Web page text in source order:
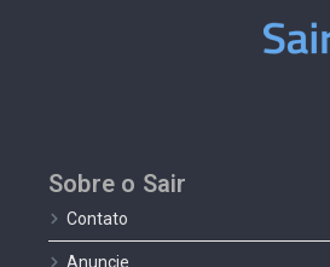
Sobre o Sair
Contato
Anuncie